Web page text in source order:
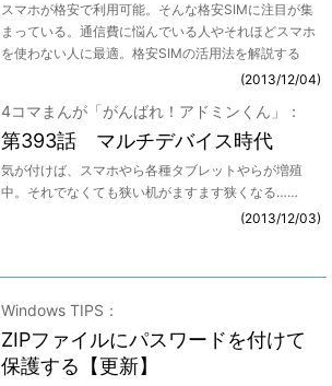
スマホが格安で利用可能。そんな格安SIMに注目が集
まっている。通信費に悩んでいる人やそれほどスマホ
を使わない人に最適。格安SIMの活用法を解説する
2013/12/04
4コマまんが「がんばれ！アドミンくん」
第393話 マルチデバイス時代
気が付けば、スマホやら各種タブレットやらが増殖
中。それでなくても狭い机がますます狭くなる……
2013/12/03
Windows TIPS
ZIPファイルにパスワードを付けて
保護する【更新】